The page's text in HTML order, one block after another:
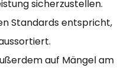
sicherzustellen.
Standards entspricht,
auf Mängel am